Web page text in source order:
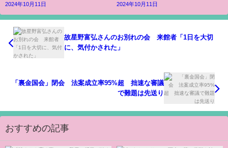
2024年10月11日 2024年10月11日
故星野富弘さんのお別れの会 来館者「1日を大切
に、気付かされた」
「裏金国会」閉会 法案成立率95%超 拙速な審議
で難題は先送り
おすすめの記事